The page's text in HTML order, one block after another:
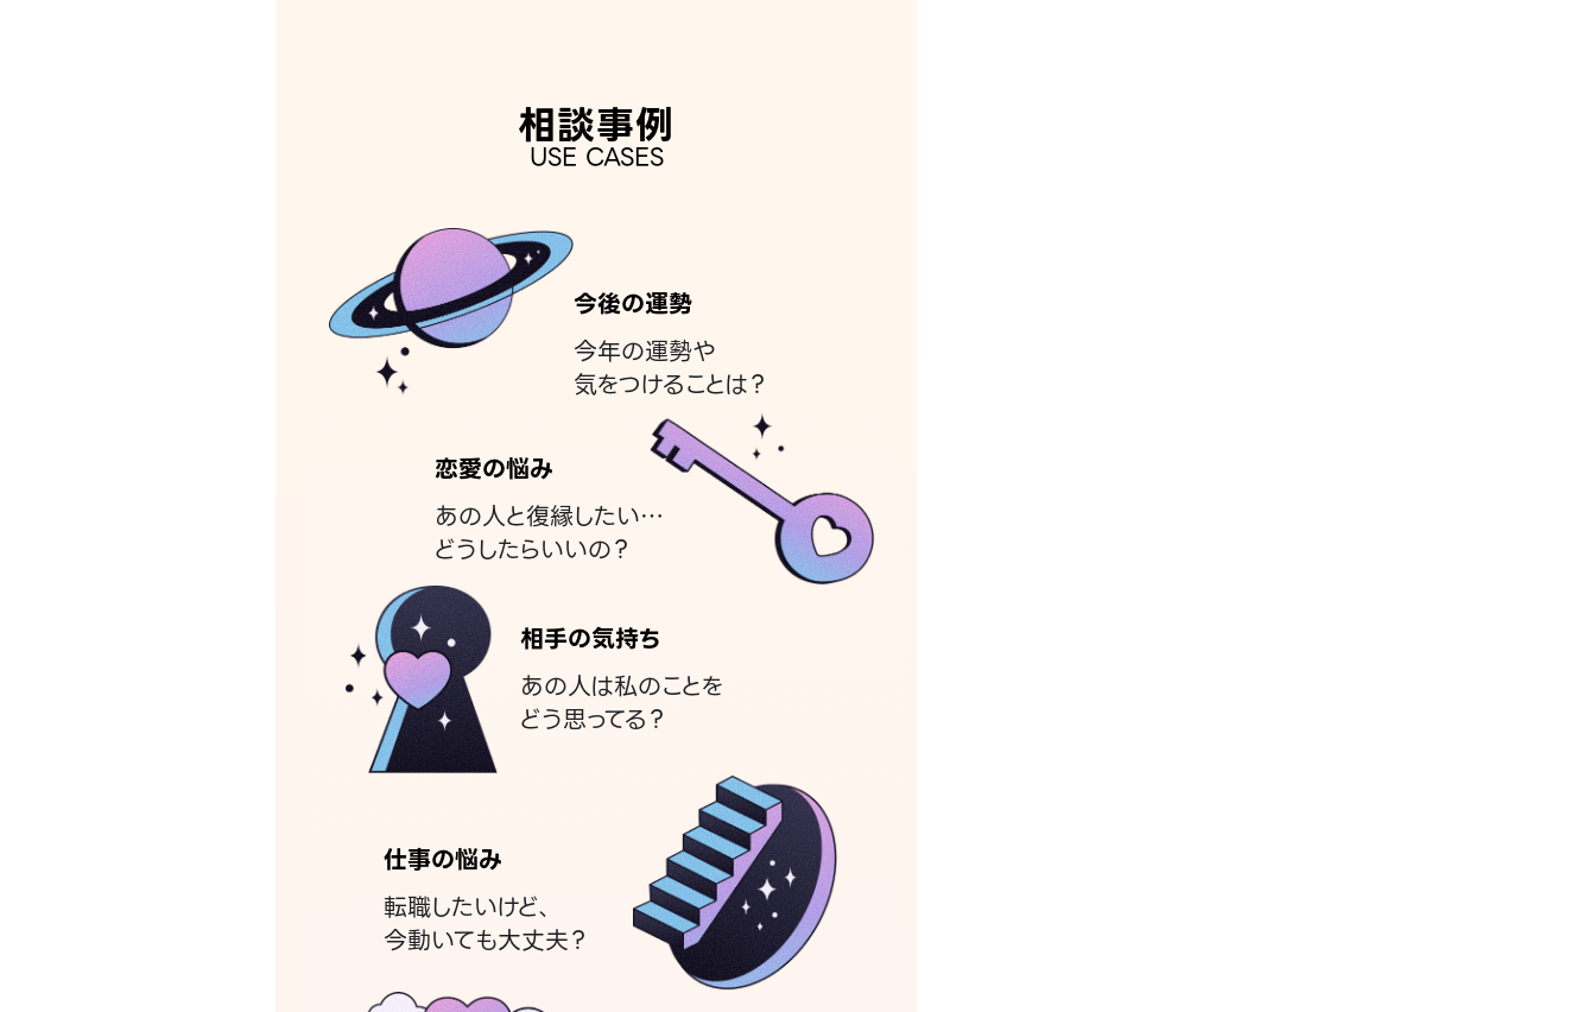
相談事例
USE CASES
今後の運勢
今年の運勢や
気をつけることは？
恋愛の悩み
あの人と復縁したい…
どうしたらいいの？
相手の気持ち
あの人は私のことを
どう思ってる？
仕事の悩み
転職したいけど、
今動いても大丈夫？